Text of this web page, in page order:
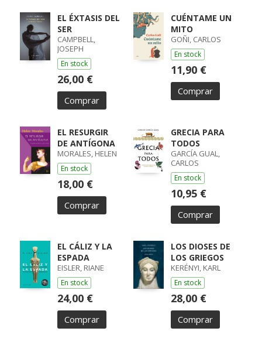
EL ÉXTASIS DEL
SER
CAMPBELL,
JOSEPH
En stock
26,00 €
Comprar
CUÉNTAME UN
MITO
GOÑI, CARLOS
En stock
11,90 €
Comprar
EL RESURGIR
DE ANTÍGONA
MORALES, HELEN
En stock
18,00 €
Comprar
GRECIA PARA
TODOS
GARCÍA GUAL,
CARLOS
En stock
10,95 €
Comprar
EL CÁLIZ Y LA
ESPADA
EISLER, RIANE
En stock
24,00 €
Comprar
LOS DIOSES DE
LOS GRIEGOS
KERÉNYI, KARL
En stock
28,00 €
Comprar